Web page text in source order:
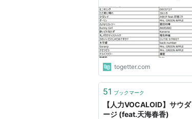
に「40代も意外と最近の歌
ってるんやな」
togetter.com
51 ブックマーク
【人力VOCALOID】サウダ
ージ (feat.天海春香)